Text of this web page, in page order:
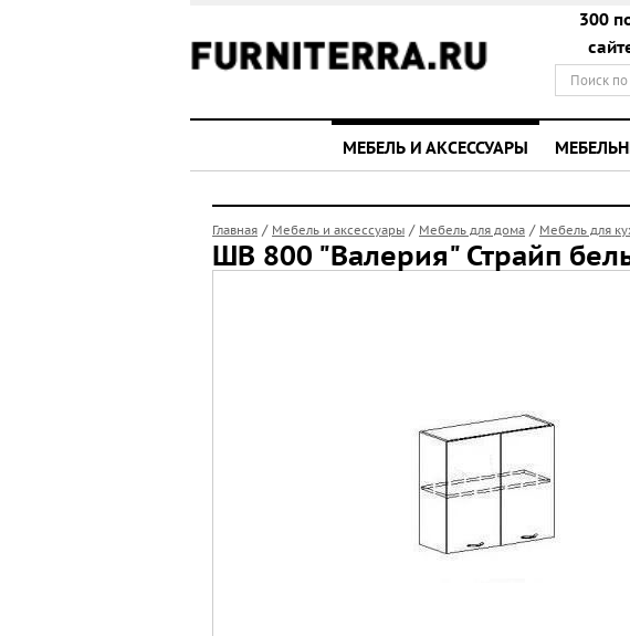
300
МЕБЕЛЬ И АКСЕССУАРЫ
Главная / Мебель и аксессуары / Мебель для дома / Мебель для
ШВ 800 "Валерия" Страйп